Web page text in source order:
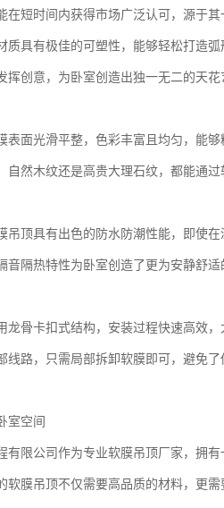
在短时间内获得市场广泛认可，源于其
质具有极佳的可塑性，能够轻松打造
挥创意，为卧室创造出独一无二的天花
表面光滑平整，色彩丰富且均匀，能够
自然木纹还是高贵大理石纹，都能通
吊顶具有出色的防水防潮性能，即使
音隔热特性为卧室创造了更为安静舒适
龙骨卡扣式结构，安装过程快速高效，
线路，只需局部拆卸软膜即可，避免
室空间
有限公司作为专业软膜吊顶厂家，拥
软膜吊顶不仅需要高品质的材料，更需